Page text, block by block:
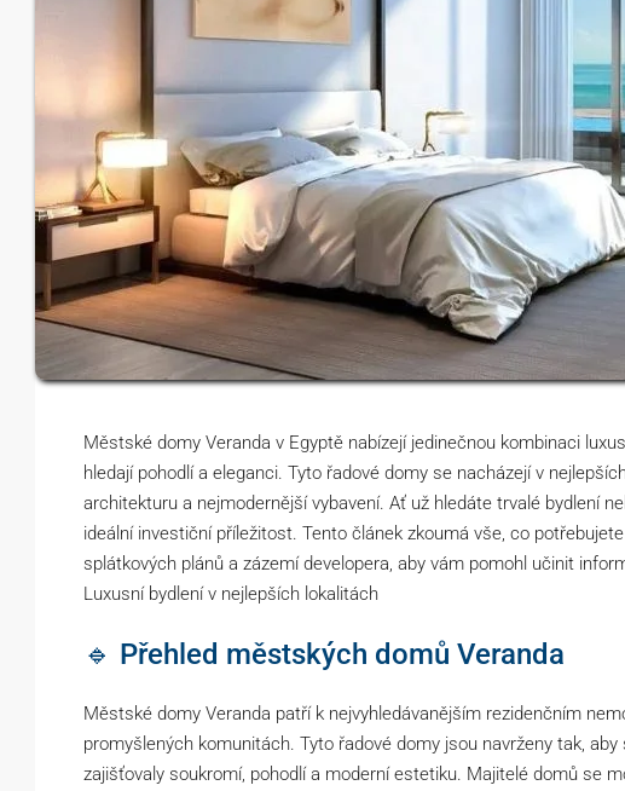
Městské domy Veranda v Egyptě nabízejí jedinečnou kombinaci
hledají pohodlí a eleganci. Tyto řadové domy se nacházejí v
architekturu a nejmodernější vybavení. Ať už hledáte trvalé bydlení
ideální investiční příležitost. Tento článek zkoumá vše, co
splátkových plánů a zázemí developera, aby vám pomohl učinit
Luxusní bydlení v nejlepších lokalitách
🔹 Přehled městských domů Veranda
Městské domy Veranda patří k nejvyhledávanějším rezidenčním
promyšlených komunitách. Tyto řadové domy jsou navrženy tak,
zajišťovaly soukromí, pohodlí a moderní estetiku. Majitelé domů se